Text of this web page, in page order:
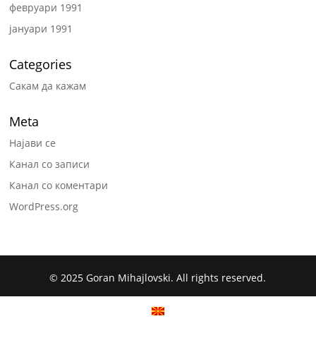
февруари 1991
јануари 1991
Categories
Сакам да кажам
Meta
Најави се
Канал со записи
Канал со коментари
WordPress.org
© 2025 Goran Mihajlovski. All rights reserved.